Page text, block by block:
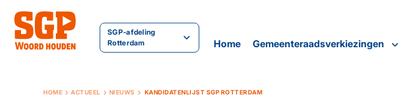
SGP-afdeling
Rotterdam
Home Gemeenteraadsverkiezingen
HOME ACTUEEL NIEUWS KANDIDATENLIJST SGP ROTTERDAM